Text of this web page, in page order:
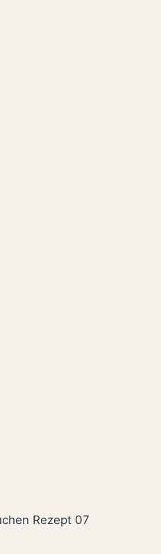
Rezept 07